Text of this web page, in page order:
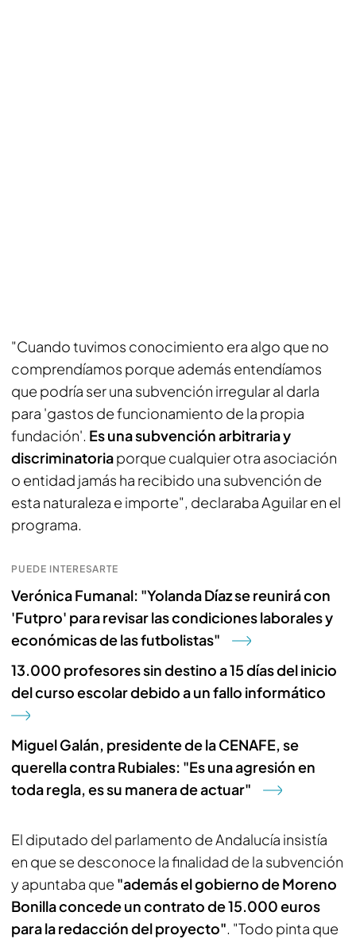
"Cuando tuvimos conocimiento era algo que no
comprendíamos porque además entendíamos
que podría ser una subvención irregular al darla
para 'gastos de funcionamiento de la propia
fundación'. Es una subvención arbitraria y
discriminatoriaporque cualquier otra asociación
o entidad jamás ha recibido una subvención de
esta naturaleza e importe", declaraba Aguilar en el
programa.
PUEDE INTERESARTE
Verónica Fumanal: "Yolanda Díaz se reunirá con
'Futpro' para revisar las condiciones laborales y
económicas de las futbolistas"
13.000 profesores sin destino a 15 días del inicio
del curso escolar debido a un fallo informático
Miguel Galán, presidente de la CENAFE, se
querella contra Rubiales: "Es una agresión en
toda regla, es su manera de actuar"
El diputado del parlamento de Andalucía insistía
en que se desconoce la finalidad de la subvención
y apuntaba que "además el gobierno de Moreno
Bonilla concede un contrato de 15.000 euros
para la redacción del proyecto". "Todo pinta que